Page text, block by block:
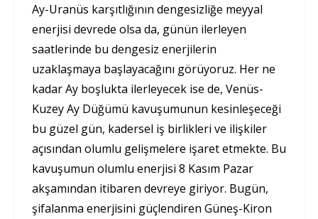
Ay-Uranüs karşıtlığının dengesizliğe meyyal
enerjisi devrede olsa da, günün ilerleyen
saatlerinde bu dengesiz enerjilerin
uzaklaşmaya başlayacağını görüyoruz. Her ne
kadar Ay boşlukta ilerleyecek ise de, Venüs-
Kuzey Ay Düğümü kavuşumunun kesinleşeceği
bu güzel gün, kadersel iş birlikleri ve ilişkiler
açısından olumlu gelişmelere işaret etmekte. Bu
kavuşumun olumlu enerjisi 8 Kasım Pazar
akşamından itibaren devreye giriyor. Bugün,
şifalanma enerjisini güçlendiren Güneş-Kiron